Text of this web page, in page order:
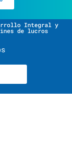
Integral y
de lucros